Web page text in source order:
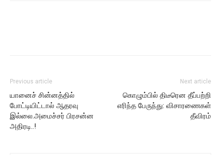
Previous article
யானைச் சின்னத்தில்
போட்டியிட்டால் ஆதரவு
இல்லை.அமைச்சர் பிரசன்ன
அதிரடி..!
Next article
கொழும்பில் திடீரென தீப்பற்றி
எரிந்த பேருந்து: விசாரணைகள்
தீவிரம்